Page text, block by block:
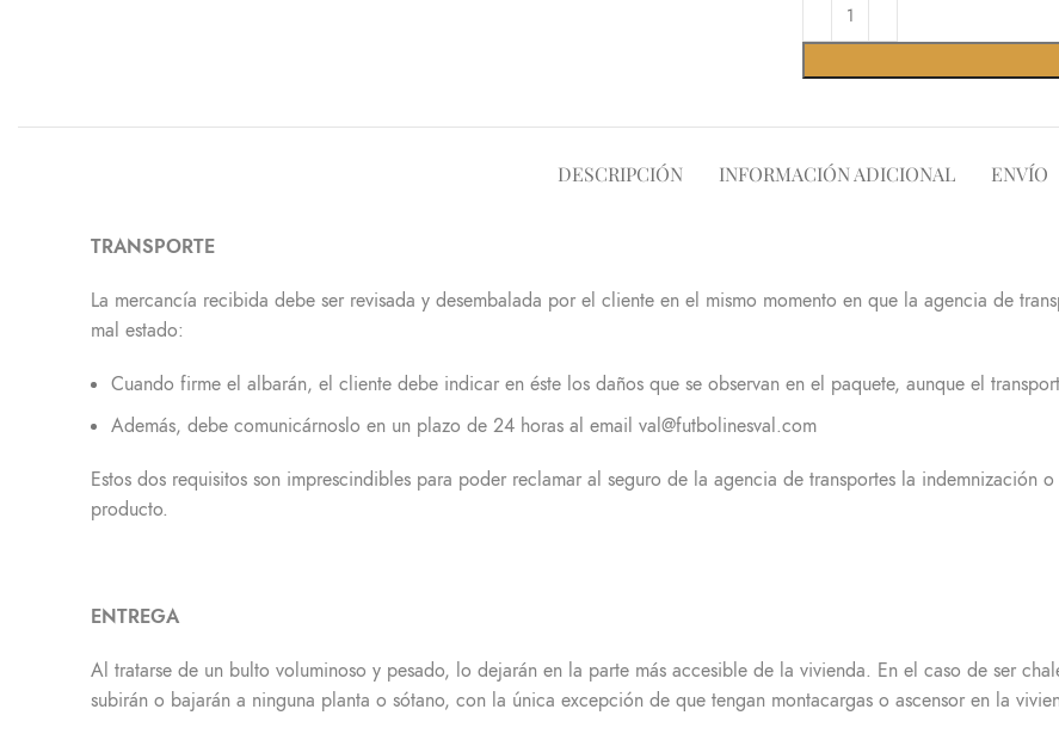
DESCRIPCIÓN INFORMACIÓN ADICIONAL ENVÍO
TRANSPORTE
La mercancía recibida debe ser revisada y desembalada por el cliente en el mismo momento en que la agencia de
mal estado:
Cuando firme el albarán, el cliente debe indicar en éste los daños que se observan en el paquete, aunque el
Además, debe comunicárnoslo en un plazo de 24 horas al email val@futbolinesval.com
Estos dos requisitos son imprescindibles para poder reclamar al seguro de la agencia de transportes la indemnización
producto.
ENTREGA
Al tratarse de un bulto voluminoso y pesado, lo dejarán en la parte más accesible de la vivienda. En el caso de ser
subirán o bajarán a ninguna planta o sótano, con la única excepción de que tengan montacargas o ascensor en la